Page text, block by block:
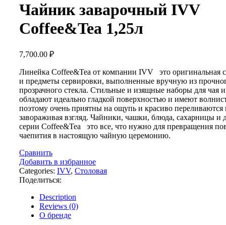
Чайник заварочный IVV
Coffee&Tea 1,25л
7,700.00 ₽
Линейка Coffee&Tea от компании IVV это оригинальная
и предметы сервировки, выполненные вручную из
прозрачного стекла. Стильные и изящные наборы для чая
обладают идеально гладкой поверхностью и имеют
поэтому очень приятны на ощупь и красиво переливаются
завораживая взгляд. Чайники, чашки, блюда, сахарницы и
серии Coffee&Tea это все, что нужно для превращения
чаепития в настоящую чайную церемонию.
Сравнить
Добавить в избранное
Categories: IVV, Столовая
Поделиться:
Description
Reviews (0)
О бренде